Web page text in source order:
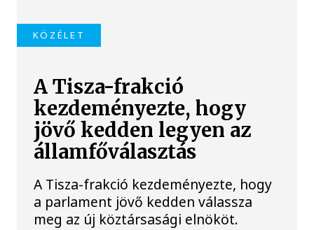
KÖZÉLET
A Tisza-frakció
kezdeményezte, hogy
jövő kedden legyen az
államfőválasztás
A Tisza-frakció kezdeményezte, hogy
a parlament jövő kedden válassza
meg az új köztársasági elnököt.